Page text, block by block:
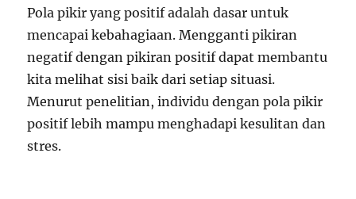
Pola pikir yang positif adalah dasar untuk
mencapai kebahagiaan. Mengganti pikiran
negatif dengan pikiran positif dapat membantu
kita melihat sisi baik dari setiap situasi.
Menurut penelitian, individu dengan pola pikir
positif lebih mampu menghadapi kesulitan dan
stres.